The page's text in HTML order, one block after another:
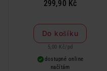
299,90 Kč
Do košíku
5,00 Kč/ pd
dostupné online
načítám